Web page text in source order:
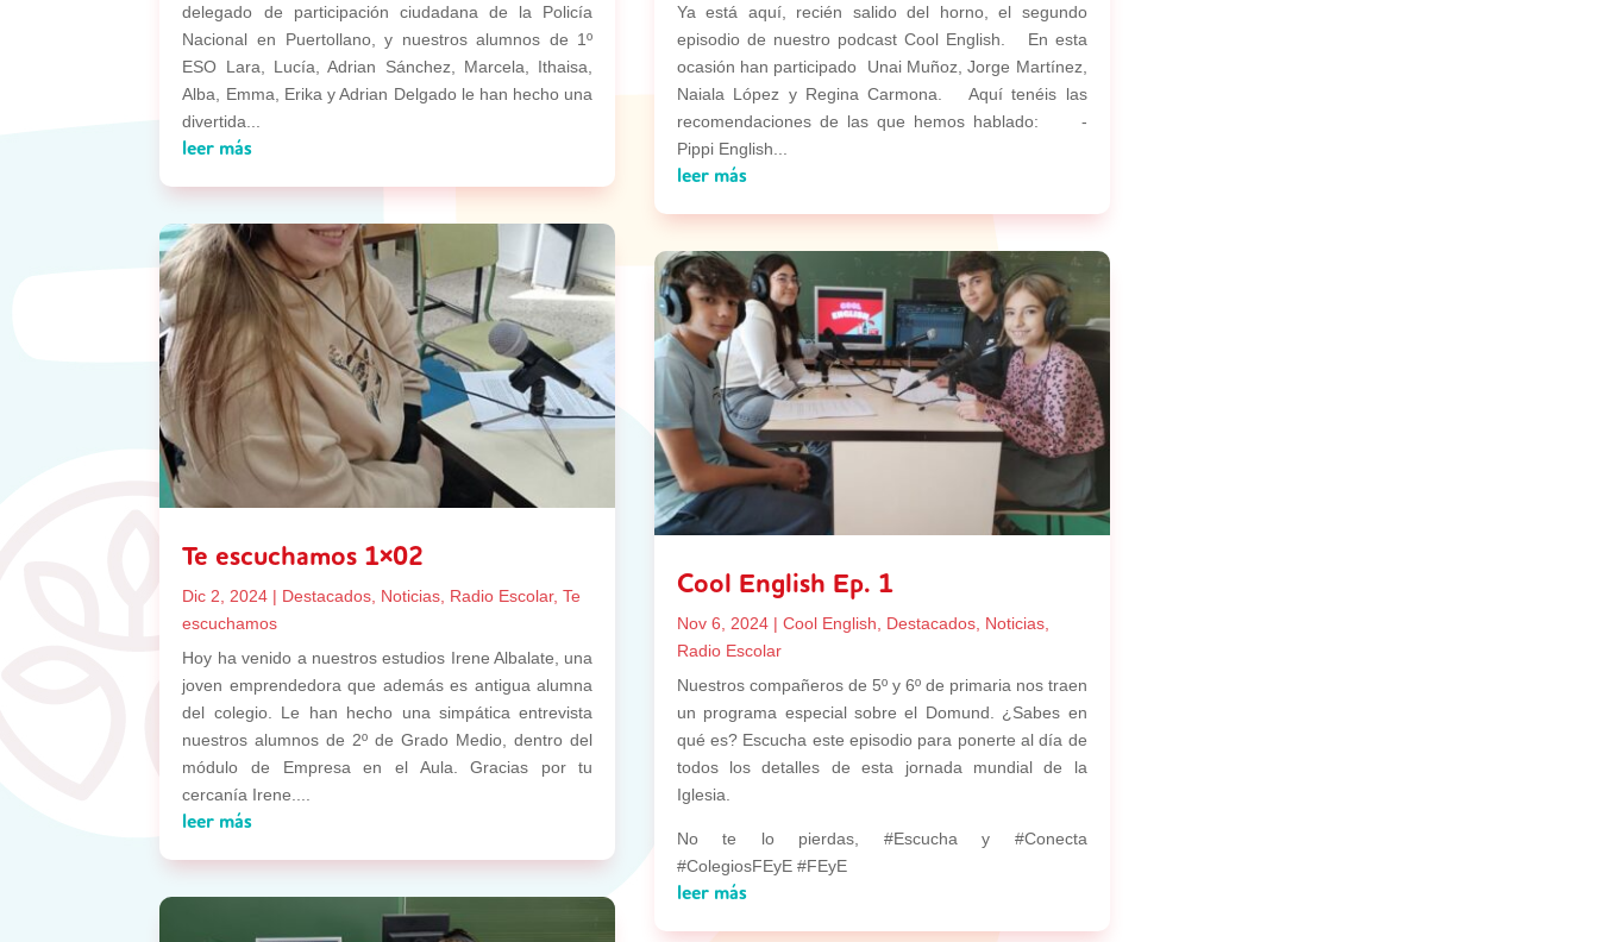
delegado de participación ciudadana de la Policía
Nacional en Puertollano, y nuestros alumnos de 1º
ESO Lara, Lucía, Adrian Sánchez, Marcela, Ithaisa,
Alba, Emma, Erika y Adrian Delgado le han hecho una
divertida...
leer más
Te escuchamos 1×02
Dic 2, 2024 | Destacados, Noticias, Radio Escolar,Te
escuchamos
Hoy ha venido a nuestros estudios Irene Albalate, una
joven emprendedora que además es antigua alumna
del colegio. Le han hecho una simpática entrevista
nuestros alumnos de 2º de Grado Medio, dentro del
módulo de Empresa en el Aula. Gracias por tu
cercanía Irene....
leer más
Ya está aquí, recién salido del horno, el segundo
episodio de nuestro podcast Cool English. En esta
ocasión han participado Unai Muñoz, Jorge Martínez,
Naiala López y Regina Carmona. Aquí tenéis las
recomendaciones de las que hemos hablado: -
Pippi English...
leer más
Cool English Ep. 1
Nov 6, 2024| Cool English, Destacados, Noticias,
Radio Escolar
Nuestros compañeros de 5º y 6º de primaria nos traen
un programa especial sobre el Domund. ¿Sabes en
qué es? Escucha este episodio para ponerte al día de
todos los detalles de esta jornada mundial de la
Iglesia.
No te lo pierdas, #Escucha y #Conecta
#ColegiosFEyE #FEyE
leer más